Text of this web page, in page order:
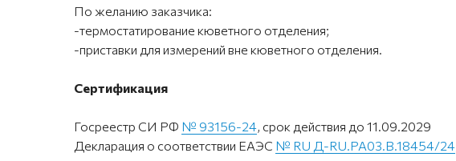
По желанию заказчика:
-термостатирование кюветного отделения;
-приставки для измерений вне кюветного отделения.
Сертификация
Госреестр СИ РФ № 93156-24 , срок действия до 11.09.2029
Декларация о соответствии ЕАЭС № RU Д-RU.PA03.B.18454/24